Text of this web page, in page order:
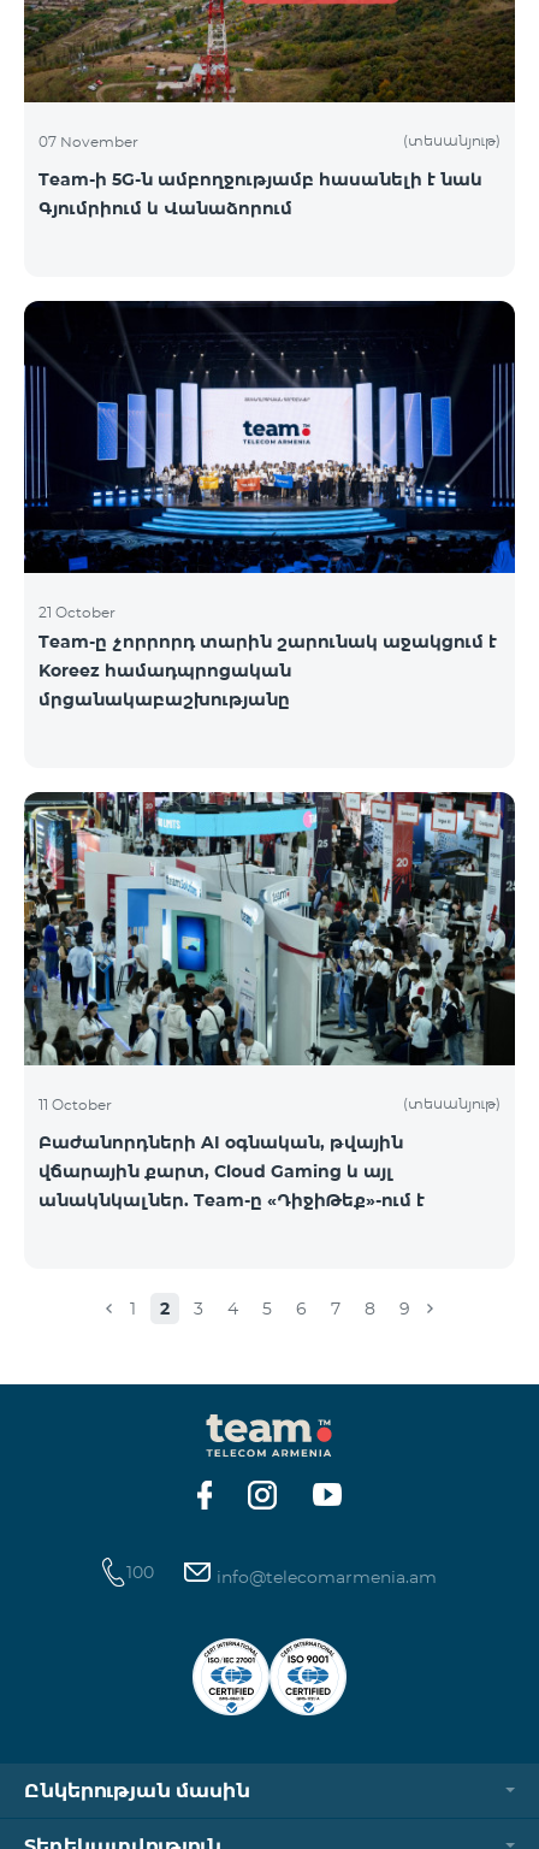
07 November (տեսանյութ)
Team-ի 5G-ն ամբողջությամբ հասանելի է նաև
Գյումրիում և Վանաձորում
21 October
Team-ը չորրորդ տարին շարունակ աջակցում է
Koreez համադպրոցական
մրցանակաբաշխությանը
11 October (տեսանյութ)
Բաժանորդների AI օգնական, թվային
վճարային քարտ, Cloud Gaming և այլ
անակնկալներ. Team-ը «ԴիջիԹեք»-ում է
1 2 3 4 5 6 7 8 9
100 info@telecomarmenia.am
Ընկերության մասին